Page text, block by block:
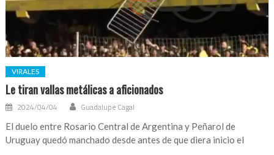
VIRALES
Le tiran vallas metálicas a aficionados
2024/04/04 Guadalupe Cagal
El duelo entre Rosario Central de Argentina y Peñarol de
Uruguay quedó manchado desde antes de que diera inicio el